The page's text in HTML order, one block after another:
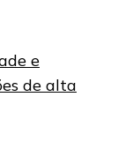
e
de alta